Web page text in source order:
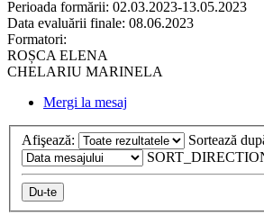
Perioada formării: 02.03.2023-13.05.2023
Data evaluării finale: 08.06.2023
Formatori:
ROȘCA ELENA
CHELARIU MARINELA
Mergi la mesaj
Afişează:
Sortează